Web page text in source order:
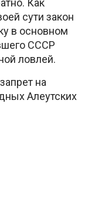
Как
сути закон
в основном
СССР
ловлей.
на
Алеутских